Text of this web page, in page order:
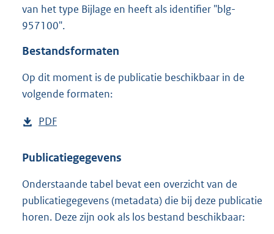
9
van het type Bijlage en heeft als identifier "blg-
957100".
Bestandsformaten
Op dit moment is de publicatie beschikbaar in de
volgende formaten:
D
w
l
o
a
PDF
s
a
n
d
Publicatiegegevens
Onderstaande tabel bevat een overzicht van de
publicatiegegevens (metadata) die bij deze publicatie
horen. Deze zijn ook als los bestand beschikbaar: